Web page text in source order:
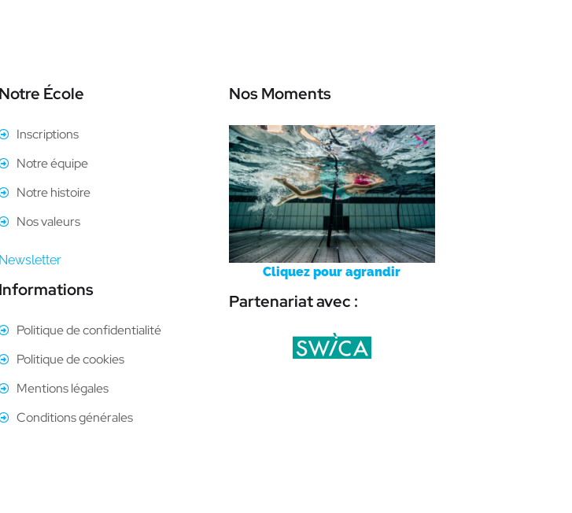
Notre École
Inscriptions
Notre équipe
Notre histoire
Nos valeurs
Newsletter
Informations
Politique de confidentialité
Politique de cookies
Mentions légales
Conditions générales
Nos Moments
Cliquez pour agrandir
Partenariat avec :